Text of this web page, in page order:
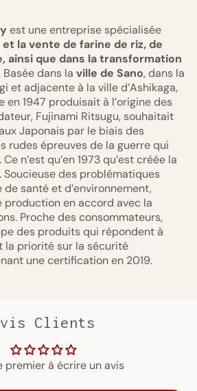
est une entreprise spécialisée
la vente de farine de riz, de
ainsi que dans la transformation
Basée dans la ville de Sano, dans la
et adjacente à la ville d’Ashikaga,
1947 produisait à l’origine des
Fujinami Ritsugu, souhaitait
Japonais par le biais des
rudes épreuves de la guerre qui
n’est qu’en 1973 qu’est créée la
Soucieuse des problématiques
santé et d’environnement,
production en accord avec la
Proche des consommateurs,
des produits qui répondent à
la priorité sur la sécurité
une certification en 2019.
Clients
premier à écrire un avis